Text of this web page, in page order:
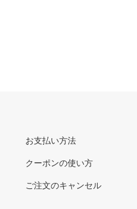
お支払い方法
クーポンの使い方
ご注文のキャンセル